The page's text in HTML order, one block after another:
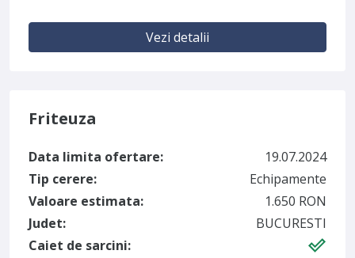
Vezi detalii
Friteuza
Data limita ofertare:
19.07.2024
Tip cerere:
Echipamente
Valoare estimata:
1.650 RON
Judet:
BUCURESTI
Caiet de sarcini: